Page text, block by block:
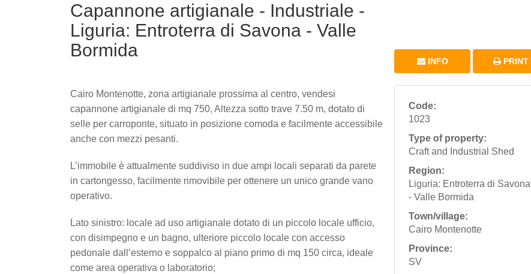
Capannone artigianale - Industriale -
Liguria: Entroterra di Savona - Valle
Bormida
Cairo Montenotte, zona artigianale prossima al centro, vendesi
capannone artigianale di mq 750, Altezza sotto trave 7.50 m, dotato di
selle per carroponte, situato in posizione comoda e facilmente accessibile
anche con mezzi pesanti.
L’immobile è attualmente suddiviso in due ampi locali separati da parete
in cartongesso, facilmente rimovibile per ottenere un unico grande vano
operativo.
Lato sinistro: locale ad uso artigianale dotato di un piccolo locale ufficio,
con disimpegno e un bagno, ulteriore piccolo locale con accesso
pedonale dall’esterno e soppalco al piano primo di mq 150 circa, ideale
come area operativa o laboratorio;
INFO PRINT
Code:
1023
Type of property:
Craft and Industrial Shed
Region:
Liguria: Entroterra di Savona
- Valle Bormida
Town/village:
Cairo Montenotte
Province:
SV